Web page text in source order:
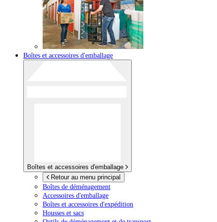
Boîtes et accessoires d'emballage
Boîtes et accessoires d'emballage
Retour au menu principal
Boîtes de déménagement
Accessoires d'emballage
Boîtes et accessoires d'expédition
Housses et sacs